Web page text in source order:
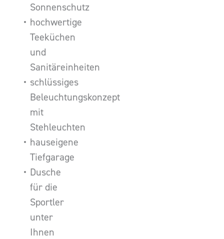
Sonnenschutz
hochwertige
Teeküchen
und
Sanitäreinheiten
schlüssiges
Beleuchtungskonzept
mit
Stehleuchten
hauseigene
Tiefgarage
Dusche
für die
Sportler
unter
Ihnen